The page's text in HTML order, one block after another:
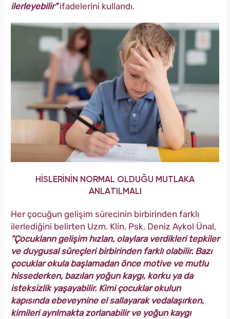
ilerleyebilir"ifadelerini kullandı.
HİSLERİNİN NORMAL OLDUĞU MUTLAKA
ANLATILMALI
Her çocuğun gelişim sürecinin birbirinden farklı
ilerlediğini belirten Uzm. Klin. Psk. Deniz Aykol Ünal,
"Çocukların gelişim hızları, olaylara verdikleri tepkiler
ve duygusal süreçleri birbirinden farklı olabilir. Bazı
çocuklar okula başlamadan önce motive ve mutlu
hissederken, bazıları yoğun kaygı, korku ya da
isteksizlik yaşayabilir. Kimi çocuklar okulun
kapısında ebeveynine el sallayarak vedalaşırken,
kimileri ayrılmakta zorlanabilir ve yoğun kaygı